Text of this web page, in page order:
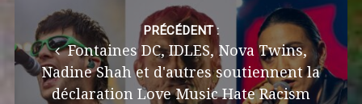
navigation
PRÉCÉDENT :
Fontaines DC, IDLES, Nova Twins,
Nadine Shah et d'autres soutiennent la
déclaration Love Music Hate Racism